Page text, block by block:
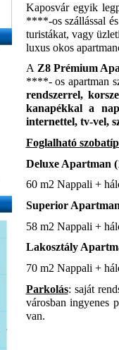
Kaposvár egyik
****-os szállással
turistákat, vagy
luxus okos
​A Z8 Prémium
****- os apartman
rendszerrel,
kanapékkal a
internettel, tv-vel,
Foglalható
Deluxe Apartman
60 m2 Nappali +
Superior
58 m2 Nappali +
Lakosztály
70 m2 Nappali +
Parkolás: saját
városban ingyenes
van.